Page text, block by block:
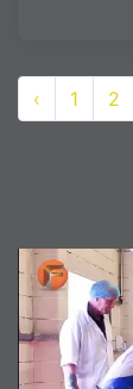
‹ 1 2